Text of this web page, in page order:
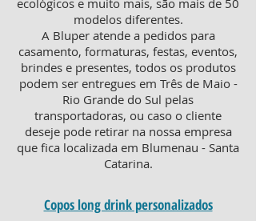
ecológicos e muito mais, são mais de 50
modelos diferentes.
A Bluper atende a pedidos para
casamento, formaturas, festas, eventos,
brindes e presentes, todos os produtos
podem ser entregues em Três de Maio -
Rio Grande do Sul pelas
transportadoras, ou caso o cliente
deseje pode retirar na nossa empresa
que fica localizada em Blumenau - Santa
Catarina.
Copos long drink personalizados